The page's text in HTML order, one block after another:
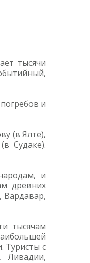
тысячи
и
(в Ялте),
Судаке).
и
древних
Вардавар,
тысячам
Туристы с
Ливадии,